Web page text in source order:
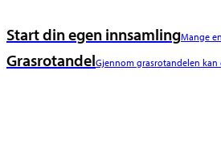
Start din egen innsamlingMange
GrasrotandelGjennom grasrotandelen